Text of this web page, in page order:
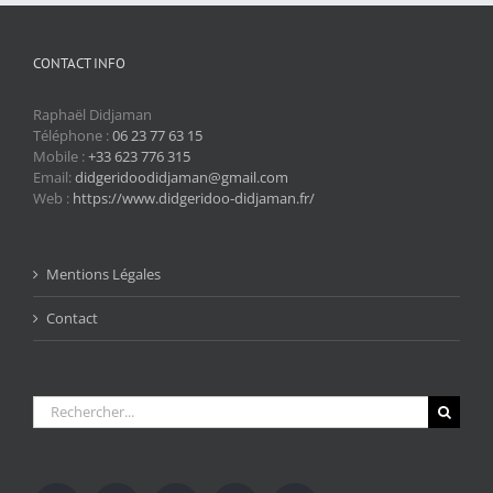
CONTACT INFO
Raphaël Didjaman
Téléphone :06 23 77 63 15
Mobile :+33 623 776 315
Email:didgeridoodidjaman@gmail.com
Web : https://www.didgeridoo-didjaman.fr/
Mentions Légales
Contact
Rechercher: